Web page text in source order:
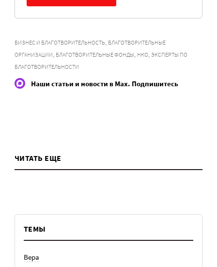
БИЗНЕС И БЛАГОТВОРИТЕЛЬНОСТЬ, БЛАГОТВОРИТЕЛЬНЫЕ
ОРГАНИЗАЦИИ, БЛАГОТВОРИТЕЛЬНЫЕ ФОНДЫ, НКО, ЭКСПЕРТЫ ПО
БЛАГОТВОРИТЕЛЬНОСТИ
Наши статьи и новости в Max. Подпишитесь
ЧИТАТЬ ЕЩЕ
ТЕМЫ
Вера